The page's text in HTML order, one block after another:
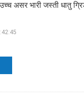
असर भारी जस्ती धातु